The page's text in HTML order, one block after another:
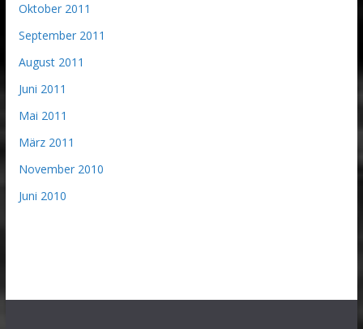
Oktober 2011
September 2011
August 2011
Juni 2011
Mai 2011
März 2011
November 2010
Juni 2010